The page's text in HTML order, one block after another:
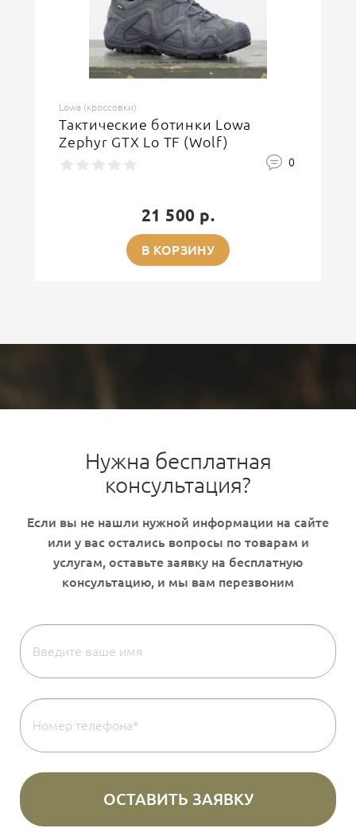
Lowa (кроссовки)
Тактические ботинки Lowa
Zephyr GTX Lo TF (Wolf)
0
21 500 р.
В КОРЗИНУ
Нужна бесплатная
консультация?